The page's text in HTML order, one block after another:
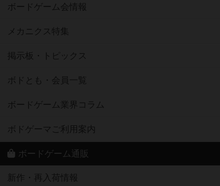
ボードゲーム会情報
メカニクス特集
掲示板・トピックス
ボドとも・会員一覧
ボードゲーム業界コラム
ボドゲーマご利用案内
ボードゲーム通販
新作・再入荷情報